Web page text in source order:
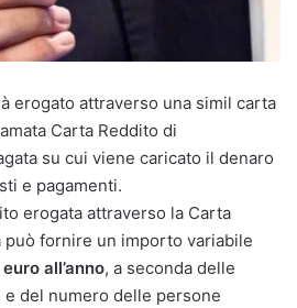
erogato attraverso una simil carta
Carta Reddito di
su cui viene caricato il denaro
e pagamenti.
erogata attraverso la Carta
può fornire un importo variabile
all’anno, a seconda delle
del numero delle persone